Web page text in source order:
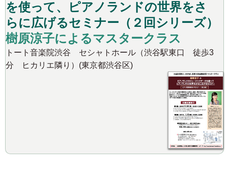
を使って、ピアノランドの世界をさ
らに広げるセミナー（２回シリーズ）
樹原涼子によるマスタークラス
トート音楽院渋谷 セシャトホール（渋谷駅東口 徒歩3
分 ヒカリエ隣り）(東京都渋谷区)